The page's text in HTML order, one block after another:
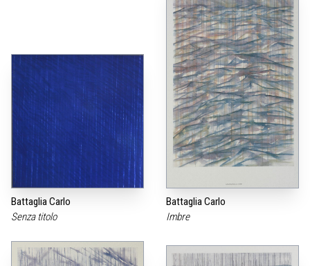
Battaglia Carlo
Senza titolo
Battaglia Carlo
Imbre